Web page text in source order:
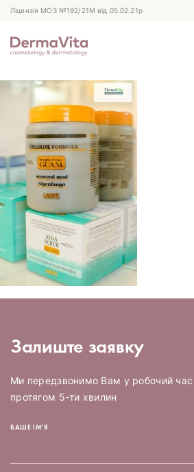
Ліцензія МОЗ №192/21М від 05.02.21р
Залиште заявку
Ми передзвонимо Вам у робочий
протягом 5-ти хвилин
ВАШЕ ІМ'Я